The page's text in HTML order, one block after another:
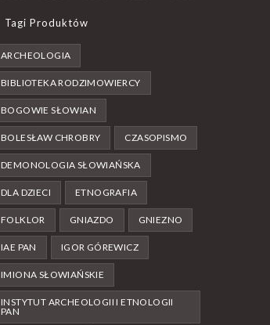
Tagi Produktów
ARCHEOLOGIA
BIBLIOTEKA RODZIMOWIERCY
BOGOWIE SŁOWIAN
BOLESŁAW CHROBRY CZASOPISMO
DEMONOLOGIA SŁOWIAŃSKA
DLA DZIECI ETNOGRAFIA
FOLKLOR GNIAZDO GNIEZNO
IAE PAN IGOR GÓREWICZ
IMIONA SŁOWIAŃSKIE
INSTYTUT ARCHEOLOGII I ETNOLOGII
PAN